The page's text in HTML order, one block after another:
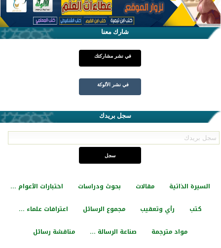
شارك معنا
في نشر مشاركتك
في نشر الألوكة
سجل بريدك
السيرة الذاتية مقالات بحوث ودراسات اختبارات الأعوام ...
كتب رأي وتعقيب مجموع الرسائل اعترافات علماء ...
مواد مترجمة صناعة الرسالة ... مناقشة رسائل